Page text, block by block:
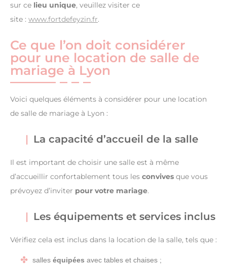
sur ce lieu unique, veuillez visiter ce
site : www.fortdefeyzin.fr.
Ce que l’on doit considérer
pour une location de salle de
mariage à Lyon
Voici quelques éléments à considérer pour une location
de salle de mariage à Lyon :
La capacité d’accueil de la salle
Il est important de choisir une salle est à même
d’accueillir confortablement tous les convives que vous
prévoyez d’inviter pour votre mariage.
Les équipements et services inclus
Vérifiez cela est inclus dans la location de la salle, tels que :
salles équipées avec tables et chaises ;